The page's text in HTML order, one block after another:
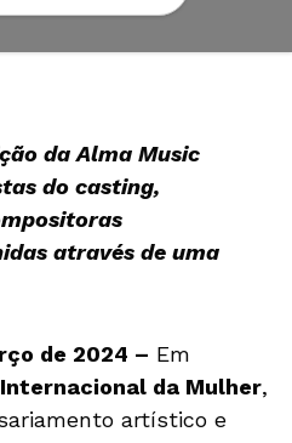
da Alma Music
do casting,
através de uma
de 2024 – Em
da Mulher,
artístico e